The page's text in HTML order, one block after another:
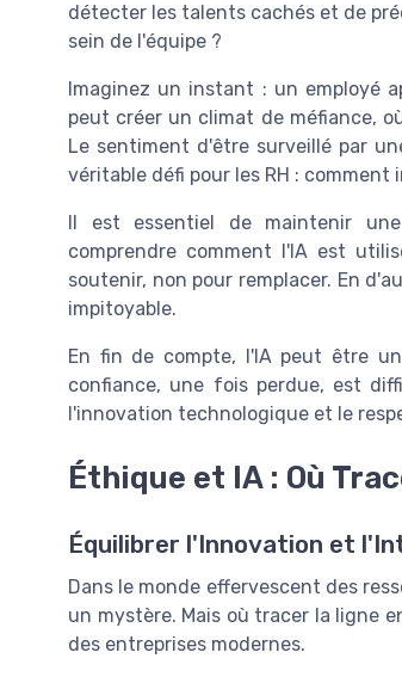
détecter les talents cachés et de
sein de l'équipe ?
Imaginez un instant : un employé
peut créer un climat de méfiance,
Le sentiment d'être surveillé par
véritable défi pour les RH :
Il est essentiel de maintenir
comprendre comment l'IA est
soutenir, non pour remplacer. En
impitoyable.
En fin de compte, l'IA peut être
confiance, une fois perdue, est
l'innovation technologique et le
Éthique et IA : Où
Équilibrer l'Innovation et
Dans le monde effervescent des
un mystère. Mais où tracer la ligne
des entreprises modernes.